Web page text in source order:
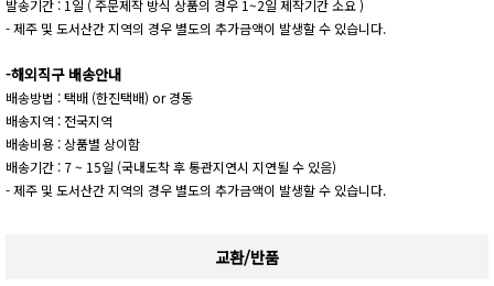
발송기간 : 1일 ( 주문제작 방식 상품의 경우 1~2일 제작기간 소요 )
- 제주 및 도서산간 지역의 경우 별도의 추가금액이 발생할 수 있습니다.
-해외직구 배송안내
배송방법 : 택배 (한진택배) or 경동
배송지역 : 전국지역
배송비용 : 상품별 상이함
배송기간 : 7 ~ 15일 (국내도착 후 통관지연시 지연될 수 있음)
- 제주 및 도서산간 지역의 경우 별도의 추가금액이 발생할 수 있습니다.
교환/반품